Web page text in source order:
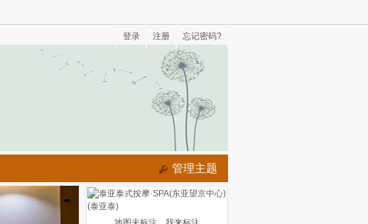
忘记密码?
注册
登录
管理主题